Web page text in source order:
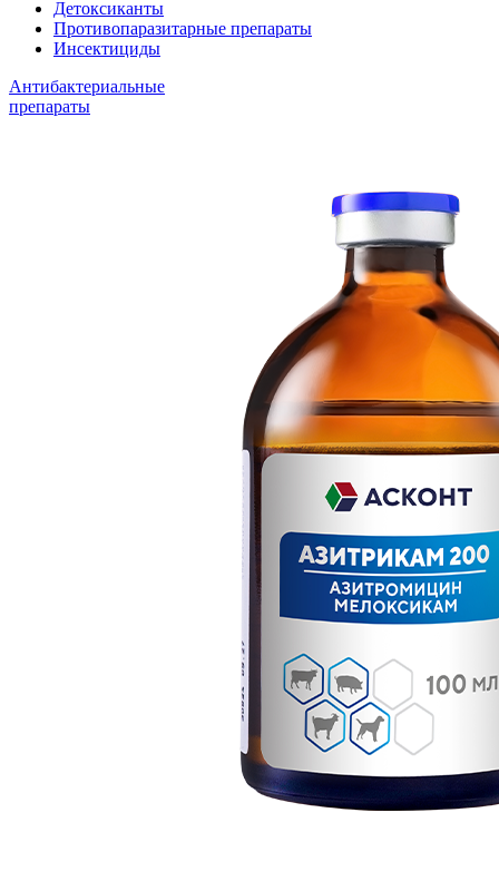
Детоксиканты
Противопаразитарные препараты
Инсектициды
Антибактериальные
препараты